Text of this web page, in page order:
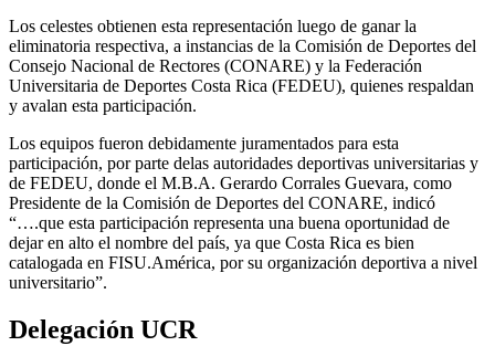
Los celestes obtienen esta representación luego de ganar la
eliminatoria respectiva, a instancias de la Comisión de Deportes del
Consejo Nacional de Rectores (CONARE) y la Federación
Universitaria de Deportes Costa Rica (FEDEU), quienes respaldan
y avalan esta participación.
Los equipos fueron debidamente juramentados para esta
participación, por parte delas autoridades deportivas universitarias y
de FEDEU, donde el M.B.A. Gerardo Corrales Guevara, como
Presidente de la Comisión de Deportes del CONARE, indicó
“….que esta participación representa una buena oportunidad de
dejar en alto el nombre del país, ya que Costa Rica es bien
catalogada en FISU.América, por su organización deportiva a nivel
universitario”.
Delegación UCR